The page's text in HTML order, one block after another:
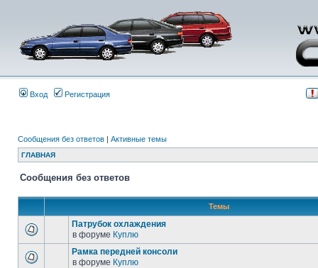
Вход Регистрация
Сообщения без ответов | Активные темы
ГЛАВНАЯ
Сообщения без ответов
Темы
Патрубок охлаждения
в форуме Куплю
Рамка передней консоли
в форуме Куплю